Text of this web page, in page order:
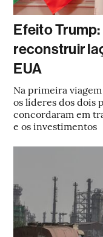
Efeito
reconstruir
EUA
Na primeira
os líderes dos dois
concordaram em
e os investimentos